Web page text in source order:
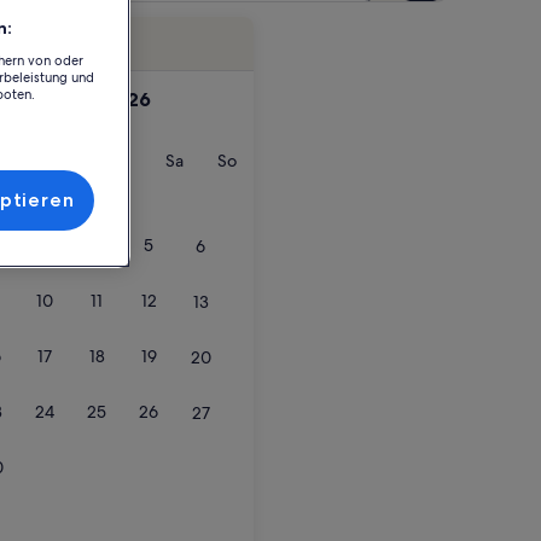
2026
Donnerstag
Freitag
SaSamstag
SoSonntag
5 6
10 11 12 13
17 18 19 20
24 25 26 27
von oder
und